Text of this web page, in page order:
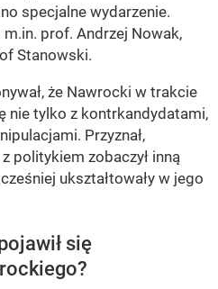
specjalne wydarzenie.
prof. Andrzej Nowak,
Stanowski.
że Nawrocki w trakcie
nie tylko z kontrkandydatami,
Przyznał,
politykiem zobaczył inną
ukształtowały w jego
się